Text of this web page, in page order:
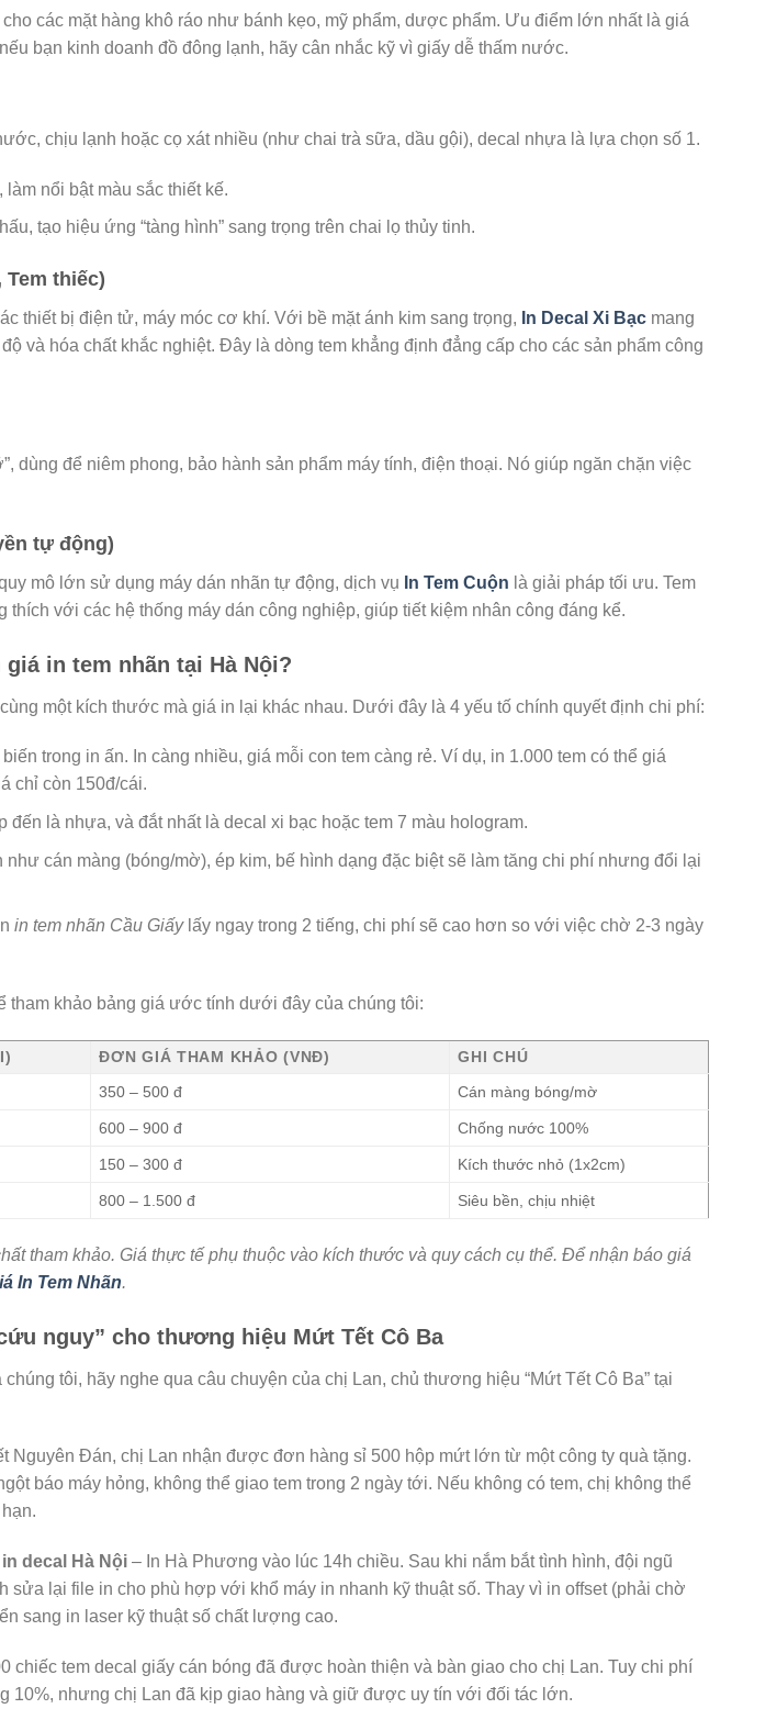
các mặt hàng khô ráo như bánh kẹo, mỹ phẩm, dược phẩm. Ưu điểm lớn nhất là giá
bạn kinh doanh đồ đông lạnh, hãy cân nhắc kỹ vì giấy dễ thấm nước.
chịu lạnh hoặc cọ xát nhiều (như chai trà sữa, dầu gội), decal nhựa là lựa chọn số 1.
làm nổi bật màu sắc thiết kế.
tạo hiệu ứng “tàng hình” sang trọng trên chai lọ thủy tinh.
Tem thiếc)
thiết bị điện tử, máy móc cơ khí. Với bề mặt ánh kim sang trọng, In Decal Xi Bạc mang
và hóa chất khắc nghiệt. Đây là dòng tem khẳng định đẳng cấp cho các sản phẩm công
dùng để niêm phong, bảo hành sản phẩm máy tính, điện thoại. Nó giúp ngăn chặn việc
tự động)
mô lớn sử dụng máy dán nhãn tự động, dịch vụ In Tem Cuộn là giải pháp tối ưu. Tem
với các hệ thống máy dán công nghiệp, giúp tiết kiệm nhân công đáng kể.
in tem nhãn tại Hà Nội?
một kích thước mà giá in lại khác nhau. Dưới đây là 4 yếu tố chính quyết định chi phí:
trong in ấn. In càng nhiều, giá mỗi con tem càng rẻ. Ví dụ, in 1.000 tem có thể giá
chỉ còn 150đ/cái.
đến là nhựa, và đắt nhất là decal xi bạc hoặc tem 7 màu hologram.
như cán màng (bóng/mờ), ép kim, bế hình dạng đặc biệt sẽ làm tăng chi phí nhưng đổi lại
in tem nhãn Cầu Giấylấy ngay trong 2 tiếng, chi phí sẽ cao hơn so với việc chờ 2-3 ngày
tham khảo bảng giá ước tính dưới đây của chúng tôi:
ĐƠN GIÁ THAM KHẢO (VNĐ)
GHI CHÚ
350 – 500 đ Cán màng bóng/mờ
600 – 900 đ Chống nước 100%
150 – 300 đ Kích thước nhỏ (1x2cm)
800 – 1.500 đ Siêu bền, chịu nhiệt
tham khảo. Giá thực tế phụ thuộc vào kích thước và quy cách cụ thể. Để nhận báo giá
In Tem Nhãn.
nguy” cho thương hiệu Mứt Tết Cô Ba
tôi, hãy nghe qua câu chuyện của chị Lan, chủ thương hiệu “Mứt Tết Cô Ba” tại
Nguyên Đán, chị Lan nhận được đơn hàng sỉ 500 hộp mứt lớn từ một công ty quà tặng.
báo máy hỏng, không thể giao tem trong 2 ngày tới. Nếu không có tem, chị không thể
decal Hà Nội – In Hà Phương vào lúc 14h chiều. Sau khi nắm bắt tình hình, đội ngũ
sửa lại file in cho phù hợp với khổ máy in nhanh kỹ thuật số. Thay vì in offset (phải chờ
sang in laser kỹ thuật số chất lượng cao.
chiếc tem decal giấy cán bóng đã được hoàn thiện và bàn giao cho chị Lan. Tuy chi phí
10%, nhưng chị Lan đã kịp giao hàng và giữ được uy tín với đối tác lớn.